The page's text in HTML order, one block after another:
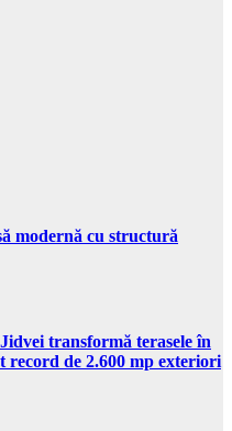
modernă cu structură
transformă terasele în
record de 2.600 mp exteriori